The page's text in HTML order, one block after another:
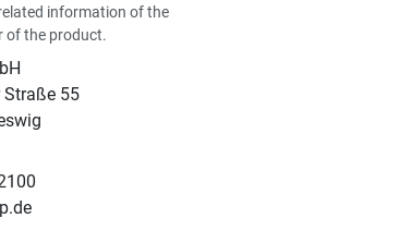
information of the
of the product.
Straße 55